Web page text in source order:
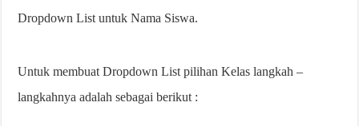
Dropdown List untuk Nama Siswa.
Untuk membuat Dropdown List pilihan Kelas langkah –
langkahnya adalah sebagai berikut :